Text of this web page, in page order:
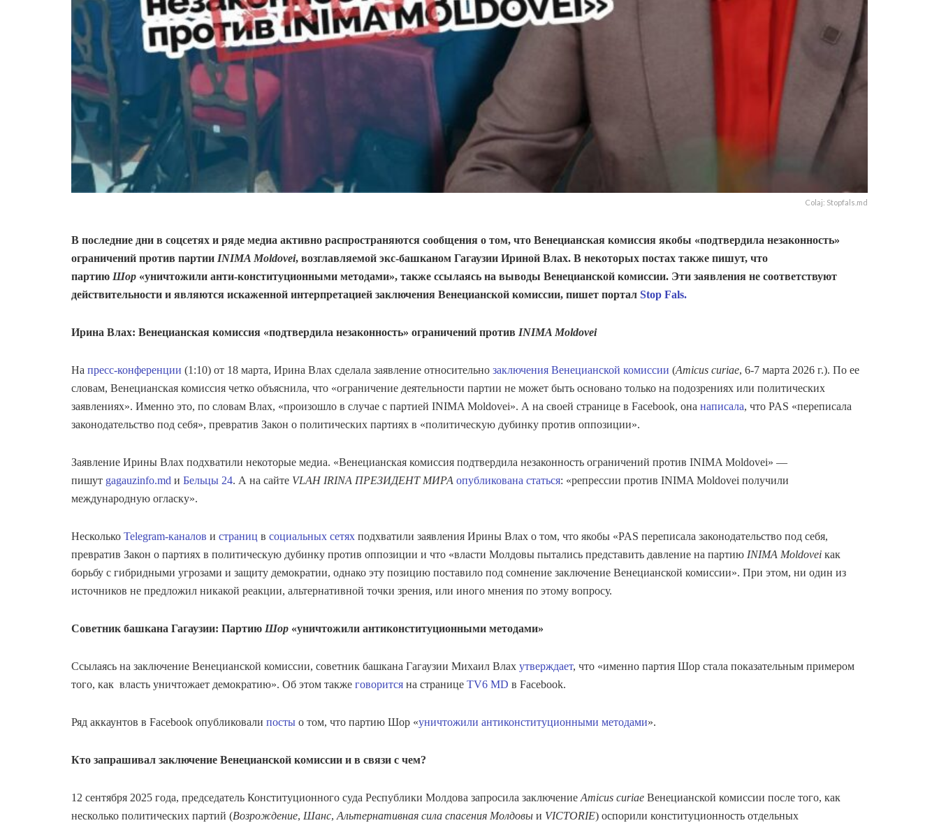
Colaj: Stopfals.md
В последние дни в соцсетях и ряде медиа активно распространяются сообщения о том, что Венецианская комиссия якобы «подтвердила незаконность»
ограничений против партии INIMA Moldovei, возглавляемой экс-башканом Гагаузии Ириной Влах. В некоторых постах также пишут, что
партию Шор «уничтожили анти-конституционными методами», также ссылаясь на выводы Венецианской комиссии. Эти заявления не соответствуют
действительности и являются искаженной интерпретацией заключения Венецианской комиссии, пишет портал Stop Fals.
Ирина Влах: Венецианская комиссия «подтвердила незаконность» ограничений против INIMA Moldovei
На пресс-конференции (1:10) от 18 марта, Ирина Влах сделала заявление относительно заключения Венецианской комиссии (Amicus curiae, 6-7 марта 2026 г.). По ее
словам, Венецианская комиссия четко объяснила, что «ограничение деятельности партии не может быть основано только на подозрениях или политических
заявлениях». Именно это, по словам Влах, «произошло в случае с партией INIMA Moldovei». А на своей странице в Facebook, она написала, что PAS «переписала
законодательство под себя», превратив Закон о политических партиях в «политическую дубинку против оппозиции».
Заявление Ирины Влах подхватили некоторые медиа. «Венецианская комиссия подтвердила незаконность ограничений против INIMA Moldovei» —
пишут gagauzinfo.md и Бельцы 24. А на сайте VLAH IRINA ПРЕЗИДЕНТ МИРА опубликована статься: «репрессии против INIMA Moldovei получили
международную огласку».
Несколько Telegram-каналов и страниц в социальных сетях подхватили заявления Ирины Влах о том, что якобы «PAS переписала законодательство под себя,
превратив Закон о партиях в политическую дубинку против оппозиции и что «власти Молдовы пытались представить давление на партию INIMA Moldovei как
борьбу с гибридными угрозами и защиту демократии, однако эту позицию поставило под сомнение заключение Венецианской комиссии». При этом, ни один из
источников не предложил никакой реакции, альтернативной точки зрения, или иного мнения по этому вопросу.
Советник башкана Гагаузии: Партию Шор «уничтожили антиконституционными методами»
Ссылаясь на заключение Венецианской комиссии, советник башкана Гагаузии Михаил Влах утверждает, что «именно партия Шор стала показательным примером
того, как власть уничтожает демократию». Об этом также говорится на странице TV6 MD в Facebook.
Ряд аккаунтов в Facebook опубликовали посты о том, что партию Шор «уничтожили антиконституционными методами».
Кто запрашивал заключение Венецианской комиссии и в связи с чем?
12 сентября 2025 года, председатель Конституционного суда Республики Молдова запросила заключение Amicus curiae Венецианской комиссии после того, как
несколько политических партий (Возрождение, Шанс, Альтернативная сила спасения Молдовы и VICTORIE) оспорили конституционность отдельных